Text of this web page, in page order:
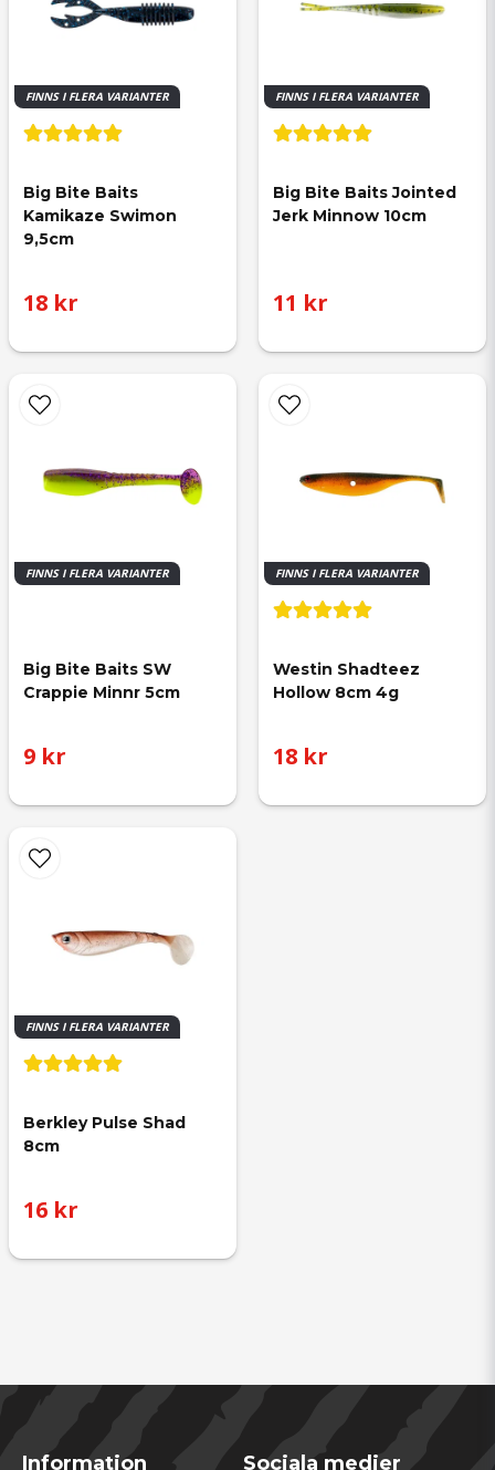
FINNS I FLERA VARIANTER
Big Bite Baits
Kamikaze Swimon
9,5cm
18 kr
FINNS I FLERA VARIANTER
Big Bite Baits Jointed
Jerk Minnow 10cm
11 kr
FINNS I FLERA VARIANTER
Big Bite Baits SW
Crappie Minnr 5cm
9 kr
FINNS I FLERA VARIANTER
Westin Shadteez
Hollow 8cm 4g
18 kr
FINNS I FLERA VARIANTER
Berkley Pulse Shad
8cm
16 kr
Information Sociala medier